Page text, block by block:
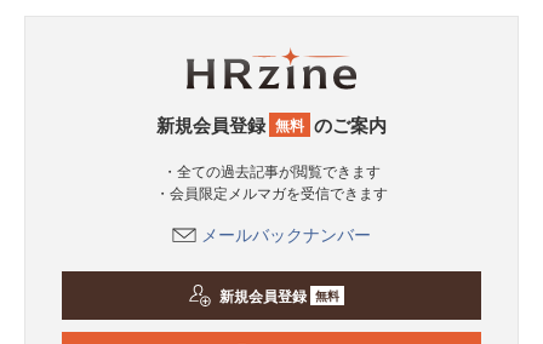
新規会員登録 無料 のご案内
・全ての過去記事が閲覧できます
・会員限定メルマガを受信できます
メールバックナンバー
新規会員登録 無料